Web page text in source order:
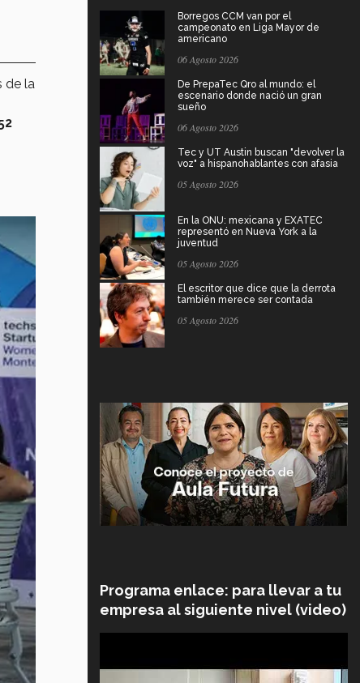
de la
Borregos CCM van por el
campeonato en Liga Mayor de
americano
06 Agosto 2026
De PrepaTec Qro al mundo: el
escenario donde nació un gran
sueño
06 Agosto 2026
Tec y UT Austin buscan "devolver la
voz" a hispanohablantes con afasia
05 Agosto 2026
En la ONU: mexicana y EXATEC
representó en Nueva York a la
juventud
05 Agosto 2026
El escritor que dice que la derrota
también merece ser contada
05 Agosto 2026
Programa enlace: para llevar a tu
empresa al siguiente nivel (video)